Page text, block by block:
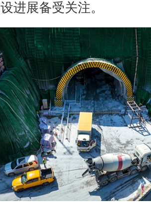
进展备受关注。